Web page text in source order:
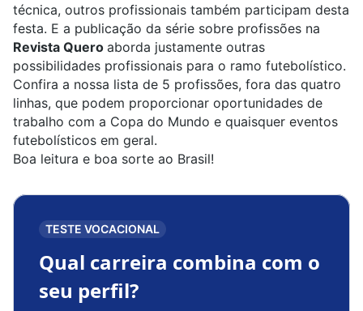
técnica, outros profissionais também participam desta
festa. E a publicação da série sobre profissões na
Revista Quero aborda justamente outras
possibilidades profissionais para o ramo futebolístico.
Confira a nossa lista de 5 profissões, fora das quatro
linhas, que podem proporcionar oportunidades de
trabalho com a Copa do Mundo e quaisquer eventos
futebolísticos em geral.
Boa leitura e boa sorte ao Brasil!
TESTE VOCACIONAL
Qual carreira combina com o
seu perfil?